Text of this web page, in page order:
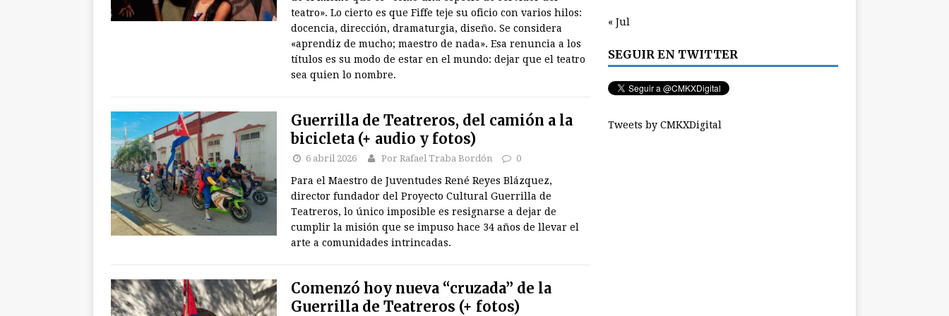
teatro». Lo cierto es que Fiffe teje su oficio con varios hilos:
docencia, dirección, dramaturgia, diseño. Se considera
«aprendiz de mucho; maestro de nada». Esa renuncia a los
títulos es su modo de estar en el mundo: dejar que el teatro
sea quien lo nombre.
Guerrilla de Teatreros, del camión a la
bicicleta (+ audio y fotos)
6 abril 2026 Por Rafael Traba Bordón 0
Para el Maestro de Juventudes René Reyes Blázquez,
director fundador del Proyecto Cultural Guerrilla de
Teatreros, lo único imposible es resignarse a dejar de
cumplir la misión que se impuso hace 34 años de llevar el
arte a comunidades intrincadas.
Comenzó hoy nueva “cruzada” de la
Guerrilla de Teatreros (+ fotos)
« Jul
SEGUIR EN TWITTER
Tweets by CMKXDigital